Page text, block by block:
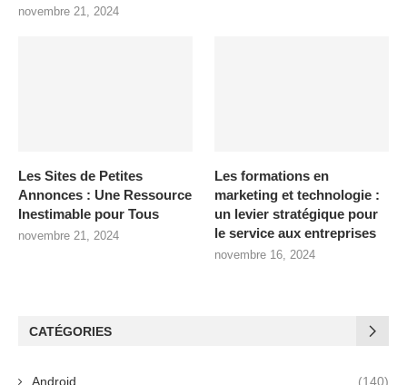
novembre 21, 2024
Les Sites de Petites
Annonces : Une Ressource
Inestimable pour Tous
novembre 21, 2024
Les formations en
marketing et technologie :
un levier stratégique pour
le service aux entreprises
novembre 16, 2024
CATÉGORIES
Android (140)